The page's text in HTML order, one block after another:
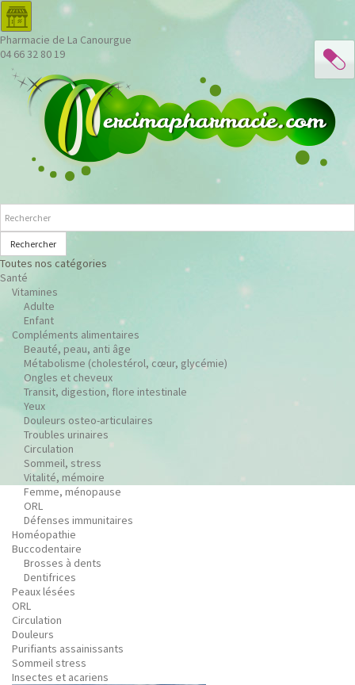
Pharmacie de La Canourgue
04 66 32 80 19
Rechercher
Toutes nos catégories
Santé
Vitamines
Adulte
Enfant
Compléments alimentaires
Beauté, peau, anti âge
Métabolisme (cholestérol, cœur, glycémie)
Ongles et cheveux
Transit, digestion, flore intestinale
Yeux
Douleurs osteo-articulaires
Troubles urinaires
Circulation
Sommeil, stress
Vitalité, mémoire
Femme, ménopause
ORL
Défenses immunitaires
Homéopathie
Buccodentaire
Brosses à dents
Dentifrices
Peaux lésées
ORL
Circulation
Douleurs
Purifiants assainissants
Sommeil stress
Insectes et acariens